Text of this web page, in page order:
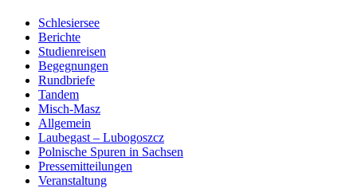
Schlesiersee
Berichte
Studienreisen
Begegnungen
Rundbriefe
Tandem
Misch-Masz
Allgemein
Laubegast – Lubogoszcz
Polnische Spuren in Sachsen
Pressemitteilungen
Veranstaltung